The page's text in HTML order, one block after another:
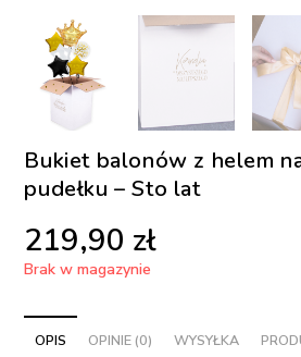
Bukiet balonów z helem
pudełku – Sto lat
219,90 zł
Brak w magazynie
OPIS OPINIE (0) WYSYŁKA